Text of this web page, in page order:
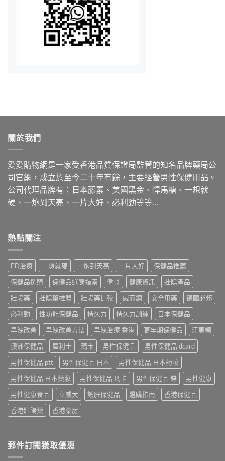
關於我們
愛愛購物網是一家受香港品質保證局監管的知名品牌藥局公
司官網，成立於至今二十年有餘，主要經營男性保健用品。
公司代理品牌有：日本藤素、美國黑金、悍馬糖、一想就
硬、一炮到天亮、一片大好、必利勁等等…
熱點關注
ED治療 一想就硬 一炮到天亮 一片大好
保健品推薦
保健品選購
保健品選購指南 偉哥 健康資訊
壯陽產品
壯陽藥
壯陽藥推薦 壯陽藥比較 威而鋼 安全用藥
德國必邦
必利勁
性功能保健品 持久力 持久力訓練
日本保健品
早洩改善
早洩改善方法 早洩治療 香港 更年期保健品
汗馬糖
澳洲保健品
犀利士 瑪卡 男性保健品
男性保健品 dcard
男性保健品 ptt
男性保健品 日本
男性保健品 日本药妆
男性保健品 日本藥妝
男性保健品 瑪卡 男性保健品 鋅
男性健康
男性健康食品
立威大 護肝保健品 選購指南
香港保健品
香港壯陽藥
香港藥房
郵件訂閱獲取優惠